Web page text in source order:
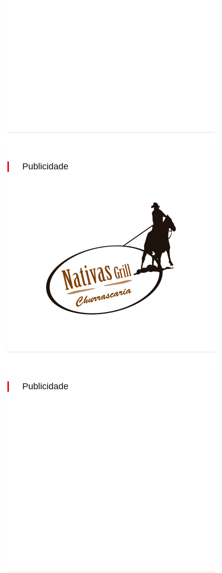
Publicidade
Publicidade